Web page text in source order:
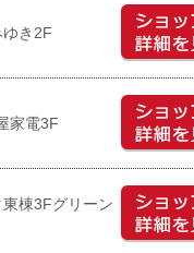
き2F
家電3F
棟3Fグリーン